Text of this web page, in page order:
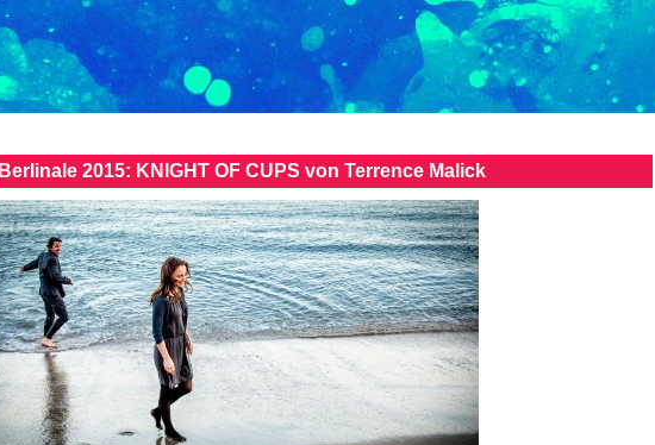
Berlinale 2015: KNIGHT OF CUPS von Terrence Malick